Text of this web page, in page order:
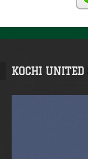
KOCHI